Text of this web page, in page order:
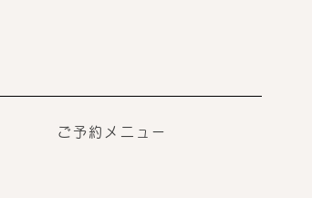
ご予約メニュー